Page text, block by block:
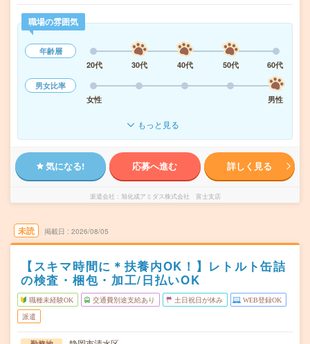
職場の雰囲気
年齢層
20代
30代 40代 50代
60代
男女比率
女性
男性
もっと見る
気になる! 応募へ進む 詳しく見る
派遣会社 旭化成アミダス株式会社 富士支店
未読 掲載日 2026/08/05
【スキマ時間に＊扶養内OK！】レトルト缶詰
の検査・梱包・加工/日払いOK
職種未経験OK 交通費別途支給あり 土日祝日が休み WEB登録OK
派遣